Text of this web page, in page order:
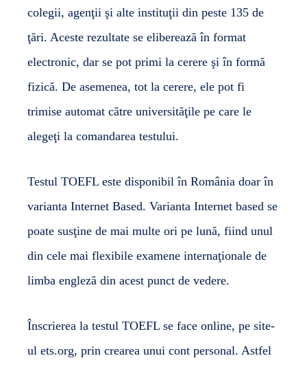
colegii, agenţii şi alte instituţii din peste 135 de
ţări. Aceste rezultate se eliberează în format
electronic, dar se pot primi la cerere şi în formă
fizică. De asemenea, tot la cerere, ele pot fi
trimise automat către universităţile pe care le
alegeţi la comandarea testului.
Testul TOEFL este disponibil în România doar în
varianta Internet Based. Varianta Internet based se
poate susţine de mai multe ori pe lună, fiind unul
din cele mai flexibile examene internaţionale de
limba engleză din acest punct de vedere.
Înscrierea la testul TOEFL se face online, pe site-
ul ets.org, prin crearea unui cont personal. Astfel